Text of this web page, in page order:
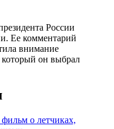
России
Ее комментарий
внимание
который он выбрал
о летчиках,